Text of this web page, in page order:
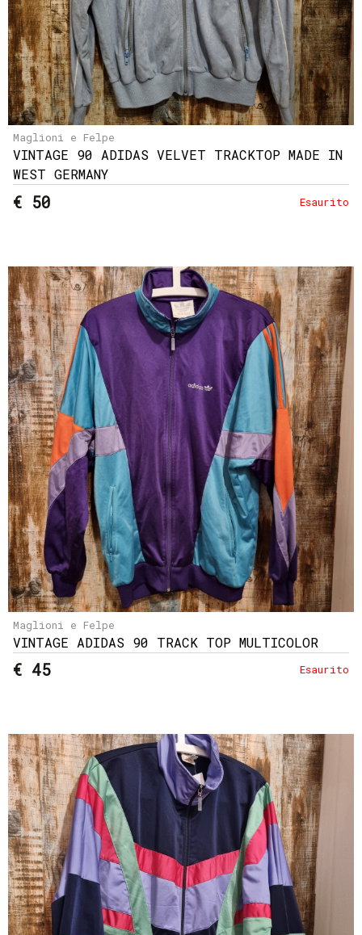
Maglioni e Felpe
VINTAGE 90 ADIDAS VELVET TRACKTOP MADE IN
WEST GERMANY
€ 50 Esaurito
Maglioni e Felpe
VINTAGE ADIDAS 90 TRACK TOP MULTICOLOR
€ 45 Esaurito